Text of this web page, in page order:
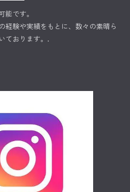
能です。
経験や実績をもとに、数々の素晴ら
ております。.